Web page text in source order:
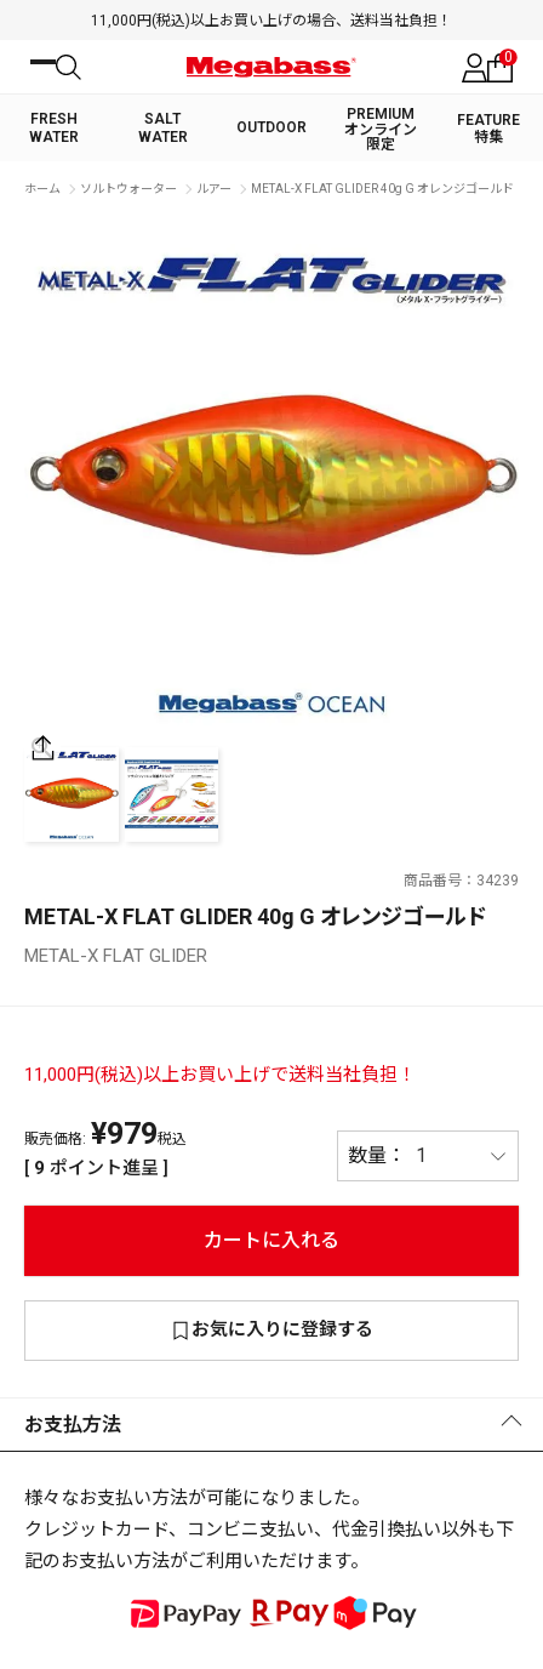
11,000円(税込)以上お買い上げの場合、送料当社負担！
0
FRESH
WATER
SALT
WATER
OUTDOOR
PREMIUM
オンライン
限定
FEATURE
特集
絞り込み検索
PREMIUM オンライン限定
FRESH WATER
価格 ¥
在庫あり
PREMIUM［ オンライン限定 ］
PREMIUM
新作
リセット この内容で検索する
ホーム ソルトウォーター ルアー METAL-X FLAT GLIDER 40g G オレンジゴールド
商品番号 34239
METAL-X FLAT GLIDER 40g G オレンジゴールド
METAL-X FLAT GLIDER
11,000円(税込)以上お買い上げで送料当社負担！
販売価格: ¥979税込
[ 9 ポイント進呈 ]
カートに入れる
お気に入りに登録する
お支払方法
様々なお支払い方法が可能になりました。
クレジットカード、コンビニ支払い、代金引換払い以外も下
記のお支払い方法がご利用いただけます。